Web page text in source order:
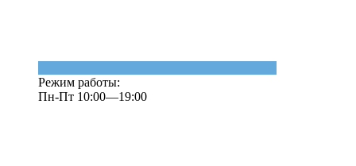
Режим работы:
Пн-Пт 10:00—19:00